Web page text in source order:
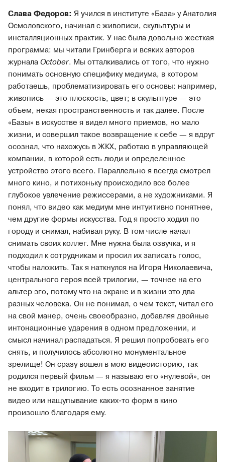
Слава Федоров: Я учился в институте «База» у Анатолия
Осмоловского, начинал с живописи, скульптуры и
инсталляционных практик. У нас была довольно жесткая
программа: мы читали Гринберга и всяких авторов
журналаOctober. Мы отталкивались от того, что нужно
понимать основную специфику медиума, в котором
работаешь, проблематизировать его основы: например,
живопись — это плоскость, цвет; в скульптуре — это
объем, некая пространственность и так далее. После
«Базы» в искусстве я видел много приемов, но мало
жизни, и совершил такое возвращение к себе — я вдруг
осознал, что нахожусь в ЖКХ, работаю в управляющей
компании, в которой есть люди и определенное
устройство этого всего. Параллельно я всегда смотрел
много кино, и потихоньку происходило все более
глубокое увлечение режиссерами, а не художниками. Я
понял, что видео как медиум мне интуитивно понятнее,
чем другие формы искусства. Год я просто ходил по
городу и снимал, набивал руку. В том числе начал
снимать своих коллег. Мне нужна была озвучка, и я
подходил к сотрудникам и просил их записать голос,
чтобы наложить. Так я наткнулся на Игоря Николаевича,
центрального героя всей трилогии, — точнее на его
альтер эго, потому что на экране и в жизни это два
разных человека. Он не понимал, о чем текст, читал его
на свой манер, очень своеобразно, добавляя двойные
интонационные ударения в одном предложении, и
смысл начинал распадаться. Я решил попробовать его
снять, и получилось абсолютно монументальное
зрелище! Он сразу вошел в мою видеоисторию, так
родился первый фильм — я называю его «нулевой», он
не входит в трилогию. То есть осознанное занятие
видео или нащупывание каких-то форм в кино
произошло благодаря ему.